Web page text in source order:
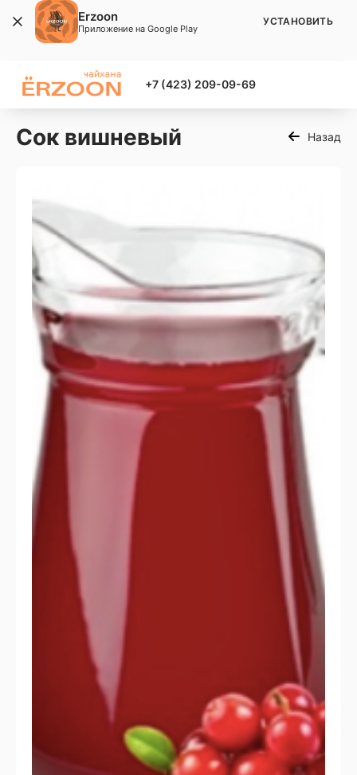
+7 (423) 209-09-69
Сок вишневый Назад
Erzoon
Приложение на Google Play
УСТАНОВИТЬ